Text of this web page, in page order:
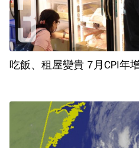
吃飯、租屋變貴 7月CPI年